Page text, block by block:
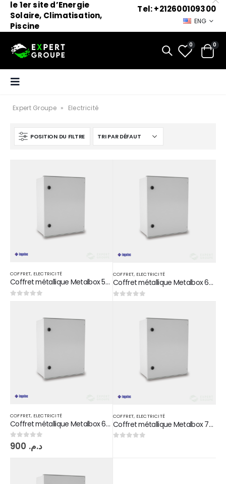
le 1er site d’Energie
Solaire, Climatisation,
Piscine
Tel: +212600109300
ENG
0 0
Expert Groupe » Electricité
POSITION DU FILTRE
COFFRET, ELECTRICITÉ
Coffret métallique Metalbox 500*400*260 CM5402635
COFFRET, ELECTRICITÉ
Coffret métallique Metalbox 600*400*260 CM6402635
COFFRET, ELECTRICITÉ
Coffret métallique Metalbox 600*500*260 CM6502635
0sur 5 د.م.
COFFRET, ELECTRICITÉ
Coffret métallique Metalbox 700*500*260 CM7502635